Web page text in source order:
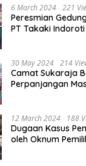
Beasiswa 30% di
6 March 2024 221
Peresmian
PT Takaki
30 May 2024 214
Camat Sukaraja
Perpanjangan
yang Besar
12 March 2024 188
Dugaan Kasus
oleh Oknum